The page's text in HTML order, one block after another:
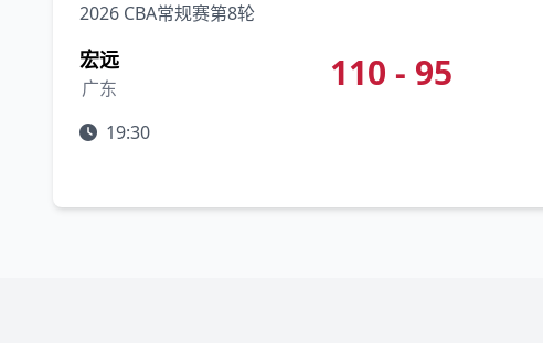
2026 CBA常规赛第8轮
宏远
广东 110 - 95
19:30